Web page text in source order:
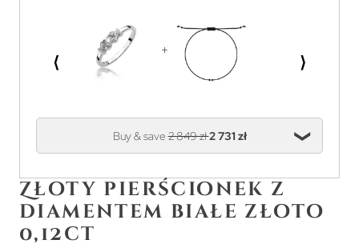
⟨ ⟩
Buy & save2 849 zł2 731 zł
Złoty pierścionek z
diamentem białe złoto
0,12ct